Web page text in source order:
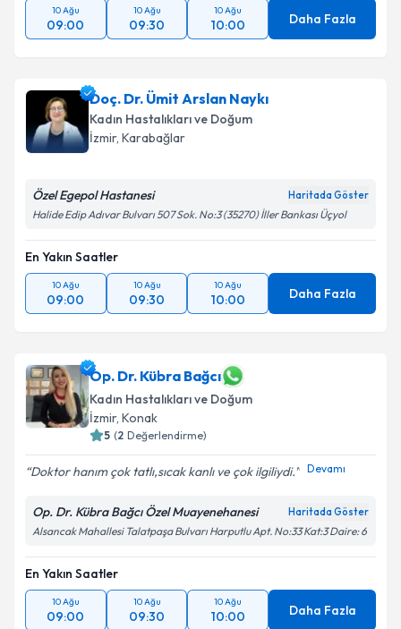
10 Ağu
09:00
10 Ağu
09:30
10 Ağu
10:00 Daha Fazla
Doç. Dr. Ümit Arslan Naykı
Kadın Hastalıkları ve Doğum
İzmir, Karabağlar
Özel Egepol Hastanesi Haritada Göster
Halide Edip Adıvar Bulvarı 507 Sok. No:3 (35270) İller Bankası Üçyol
En Yakın Saatler
10 Ağu
09:00
10 Ağu
09:30
10 Ağu
10:00 Daha Fazla
Op. Dr. Kübra Bağcı
Kadın Hastalıkları ve Doğum
İzmir, Konak
5 (2 Değerlendirme)
Doktor hanım çok tatlı,sıcak kanlı ve çok ilgiliydi.️ Devamı
Op. Dr. Kübra Bağcı Özel Muayenehanesi Haritada Göster
Alsancak Mahallesi Talatpaşa Bulvarı Harputlu Apt. No:33 Kat:3 Daire: 6
En Yakın Saatler
10 Ağu
09:00
10 Ağu
09:30
10 Ağu
10:00 Daha Fazla